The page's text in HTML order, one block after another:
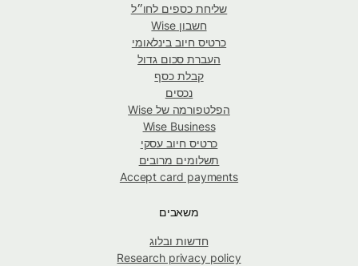
שליחת כספים לחו״ל
חשבון Wise
כרטיס חיוב בינלאומי
העברת סכום גדול
קבלת כסף
נכסים
הפלטפורמה של Wise
Wise Business
כרטיס חיוב עסקי
תשלומים מרובים
Accept card payments
משאבים
חדשות ובלוג
Research privacy policy